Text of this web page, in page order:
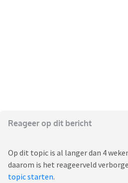
Reageer op dit bericht
Op dit topic is al langer dan 4
daarom is het reageerveld
topic starten.